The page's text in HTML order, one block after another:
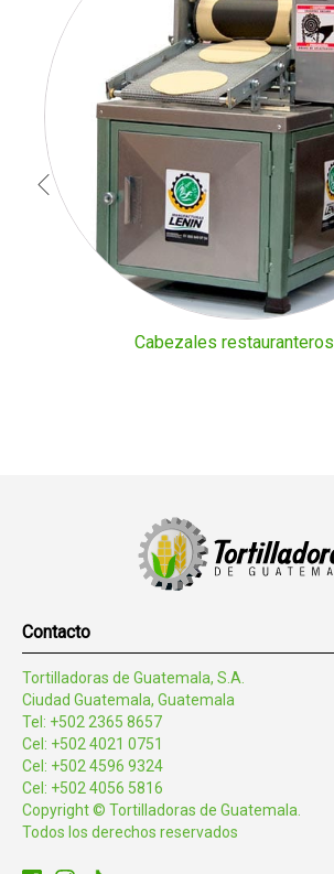
Cabezales restauranteros
Contacto
Tortilladoras de Guatemala, S.A.
Ciudad Guatemala, Guatemala
Tel: +502 2365 8657
Cel: +502 4021 0751
Cel: +502 4596 9324
Cel: +502 4056 5816
Copyright © Tortilladoras de Guatemala.
Todos los derechos reservados